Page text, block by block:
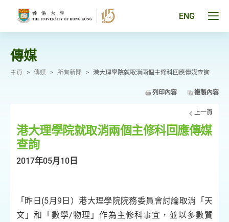
ENG
傳媒
主頁 > 傳媒 > 所有新聞 > 港大理學院就取消兩個主修科回應傳媒查詢
列印內容 複製內容
上一頁
港大理學院就取消兩個主修科回應傳媒
查詢
2017年05月10日
「昨日(5月9日）港大理學院院務委員會討論取消「天
文」和「數學/物理」作為主修科事宜，並以多數贊